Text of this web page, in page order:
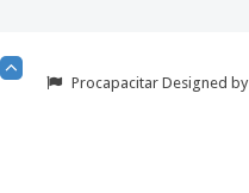
Procapacitar Designed by